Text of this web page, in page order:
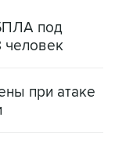
под
человек
при атаке